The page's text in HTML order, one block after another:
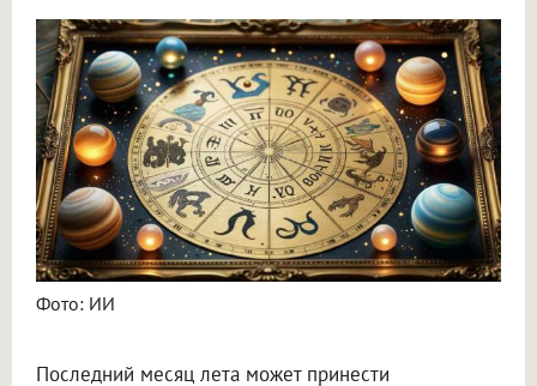
Фото: ИИ
Последний месяц лета может принести